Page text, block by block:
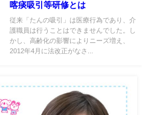
喀痰吸引等研修とは
従来「たんの吸引」は医療行為であり、介
護職員は行うことはできませんでした。し
かし、高齢化の影響によりニーズ増え、
2012年4月に法改正がなさ...